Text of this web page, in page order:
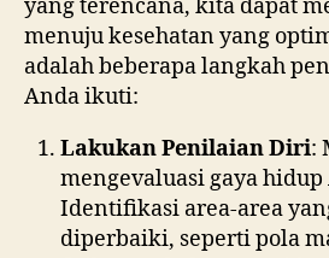
yang terencana, kita dapat
menuju kesehatan yang
adalah beberapa langkah
Anda ikuti:
Lakukan Penilaian Diri:
mengevaluasi gaya
Identifikasi area-area
diperbaiki, seperti pola